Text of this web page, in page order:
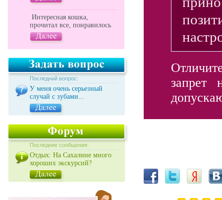
Интересная кошка,
прочитал все, понравилось
Последний вопрос:
У меня очень серьезный
случай с зубами...
Последние сообщения:
Отдых: На Сахалине много
хороших экскурсий?
запрет